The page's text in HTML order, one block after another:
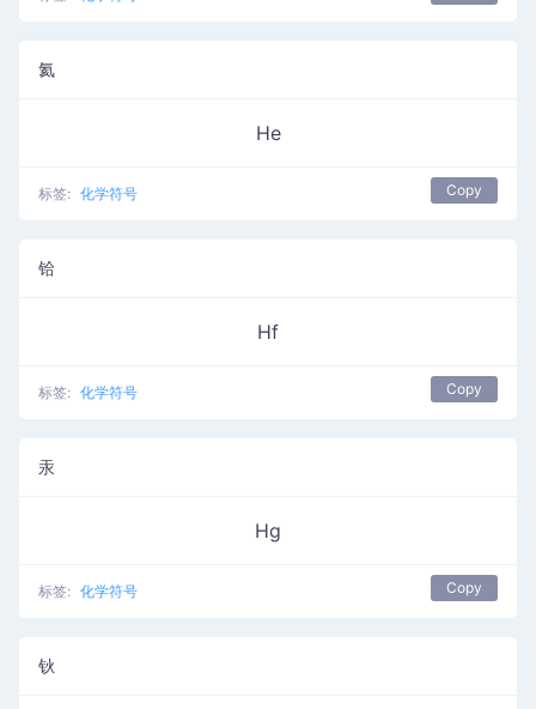
氦
He
标签: 化学符号 Copy
铪
Hf
标签: 化学符号 Copy
汞
Hg
标签: 化学符号 Copy
钬